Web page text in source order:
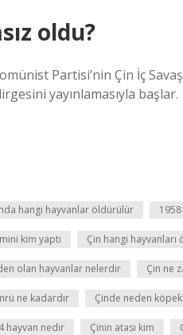
oldu?
Partisi’nin Çin İç
yayınlamasıyla başlar.
hangi hayvanlar öldürülür
kim yaptı Çin hangi
olan hayvanlar nelerdir Çin ne
ne kadardır Çinde neden
hayvan nedir Çinin atası kim